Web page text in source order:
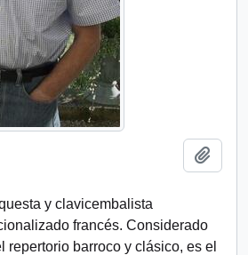
y clavicembalista
francés. Considerado
repertorio barroco y clásico, es el